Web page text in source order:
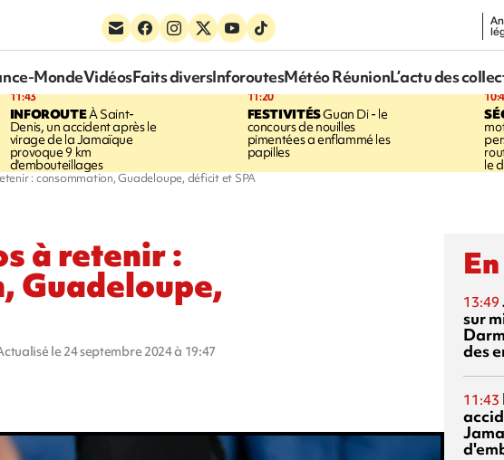
MondeVidéosFaits diversInforoutesMétéo RéunionL’actu des
11:43
INFOROUTEÀ Saint-
Denis, un accident après le
virage de la Jamaïque
provoque 9 km
d'embouteillages
11:20
FESTIVITÉSGuan Di - le
concours de nouilles
pimentées a enflammé les
papilles
le
: consommation, Guadeloupe, déficit et SPA
à retenir :
Guadeloupe,
le 24 septembre 2024 à 19:47
13:49
sur
des
11:43